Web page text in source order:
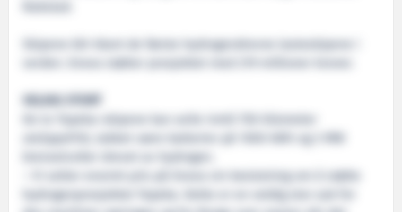
Skipene blir blant de første hydrogendrevne lasteskipene i
VELDIG STORT
De to Topeka-skipene kan seile inntil 750 kilometer
utslippsfritt, takket være batterier på 1000 kWh og 3 MW
brenselceller drevet av hydrogen.
– Vi setter enormt pris på Enova sin beslutning om å støtte
hydrogenprosjektet Topeka. Dette er en veldig stor sak for